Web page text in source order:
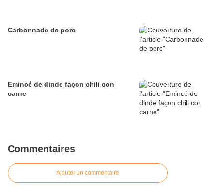
Carbonnade de porc
Emincé de dinde façon chili con
carne
Commentaires
Ajouter un commentaire